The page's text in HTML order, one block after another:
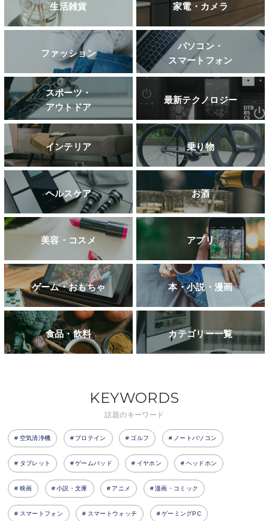
生活雑貨 家電・カメラ
ファッション
パソコン・
スマートフォン
スポーツ・
アウトドア
最新テクノロジー
インテリア 乗り物
ヘルスケア お酒
美容・コスメ アプリ
ゲーム・おもちゃ 本・小説・漫画
食品・飲料 カテゴリー一覧
KEYWORDS
話題のキーワード
空気清浄機 プロテイン ゴルフ ノートパソコン
タブレット ゲームパッド イヤホン ヘッドホン
映画 小説・文庫 アニメ 漫画・コミック
スマートフォン スマートウォッチ ゲーミングPC